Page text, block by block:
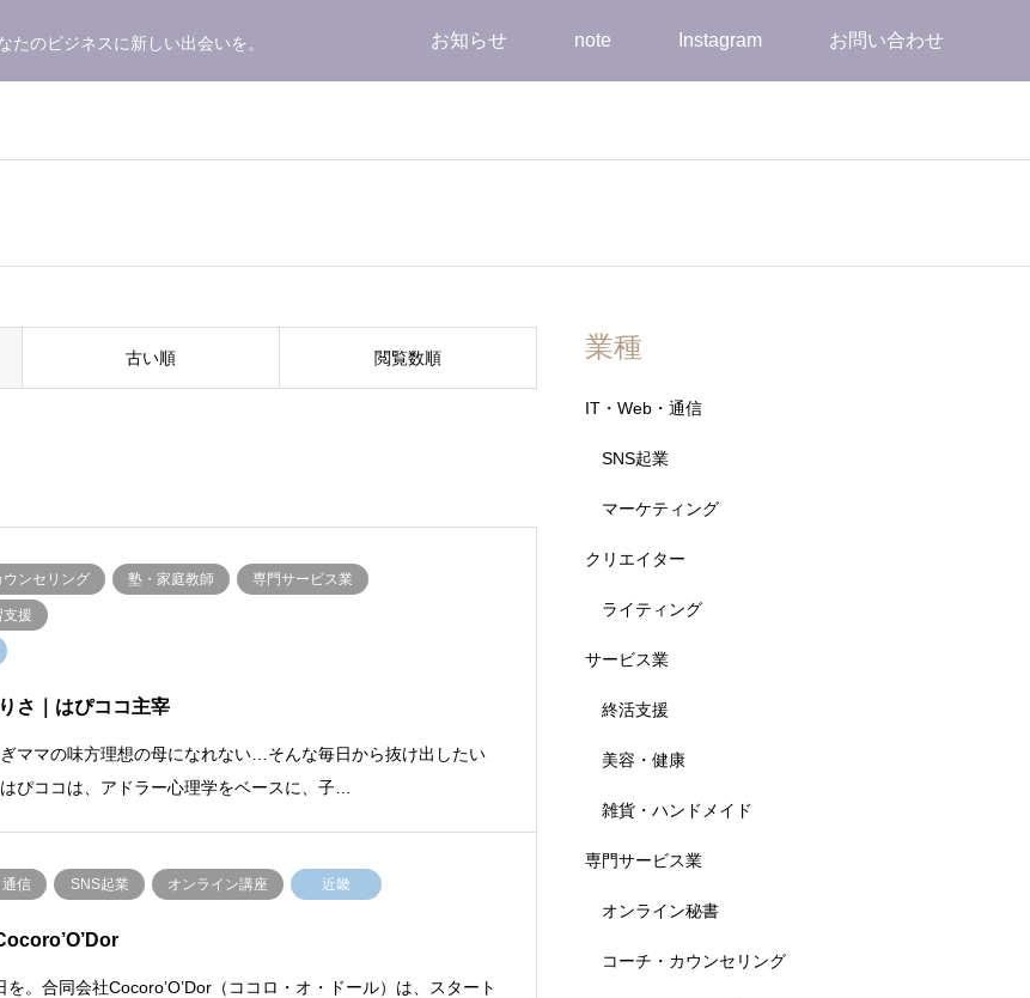
たのビジネスに新しい出会いを。 お知らせ note Instagram お問い合わせ
古い順 閲覧数順
ウンセリング 塾・家庭教師 専門サービス業
援
さ｜はぴココ主宰
ママの味方理想の母になれない…そんな毎日から抜け出したい
ぴココは、アドラー心理学をベースに、子…
通信 SNS起業 オンライン講座 近畿
を。合同会社Cocoro’O’Dor（ココロ・オ・ドール）は、スタート
業種
IT・Web・通信
SNS起業
マーケティング
クリエイター
ライティング
サービス業
終活支援
美容・健康
雑貨・ハンドメイド
専門サービス業
オンライン秘書
コーチ・カウンセリング